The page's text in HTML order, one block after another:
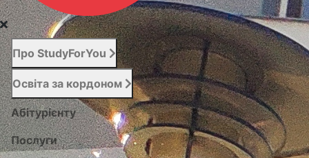
Про StudyForYou
Освіта за кордоном
Абітурієнту
Послуги